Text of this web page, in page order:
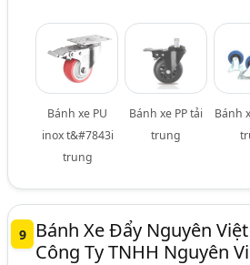
Bánh xe PU
inox t&#7843i
trung
Bánh xe PP tải
trung
Bánh
9
Bánh Xe Đẩy Nguyên
Công Ty TNHH Nguyên